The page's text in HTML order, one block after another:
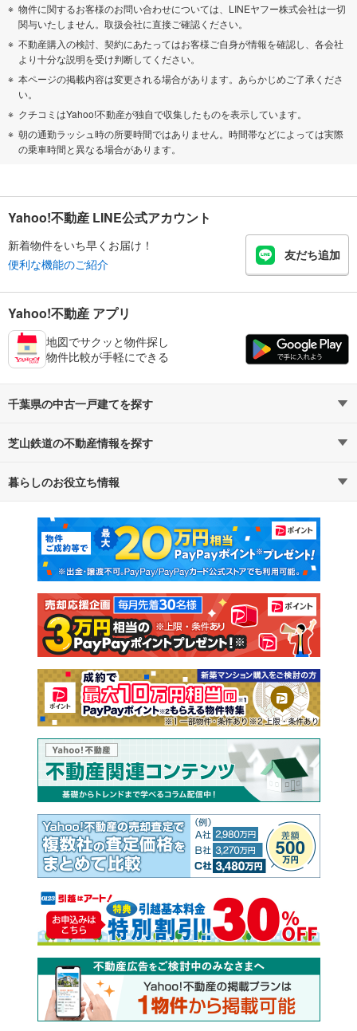
物件に関するお客様のお問い合わせについては、LINEヤフー株式会社は一切
関与いたしません。取扱会社に直接ご確認ください。
不動産購入の検討、契約にあたってはお客様ご自身が情報を確認し、各会社
より十分な説明を受け判断してください。
本ページの掲載内容は変更される場合があります。あらかじめご了承くださ
い。
クチコミはYahoo!不動産が独自で収集したものを表示しています。
朝の通勤ラッシュ時の所要時間ではありません。時間帯などによっては実際
の乗車時間と異なる場合があります。
Yahoo!不動産 LINE公式アカウント
新着物件をいち早くお届け！
便利な機能のご紹介
友だち追加
Yahoo!不動産 アプリ
地図でサクッと物件探し
物件比較が手軽にできる
千葉県の中古一戸建てを探す
路線・駅から探す
通勤・通学時間から探す
芝山鉄道の不動産情報を探す
不動産・住宅
新築マンション 中古マンション
新築一戸建て 中古一戸建て
注文住宅 土地
売却査定
暮らしのお役立ち情報
マンションカタログ 教えて！住まいの先生